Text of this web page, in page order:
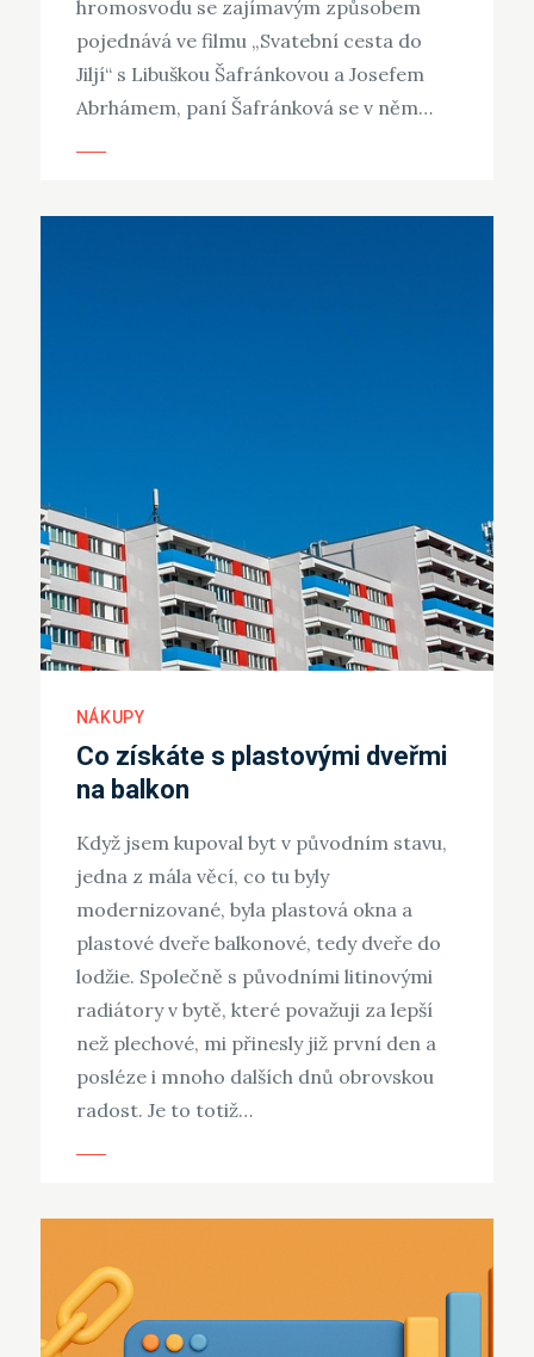
hromosvodu se zajímavým způsobem
pojednává ve filmu „Svatební cesta do
Jiljí“ s Libuškou Šafránkovou a Josefem
Abrhámem, paní Šafránková se v něm…
NÁKUPY
Co získáte s plastovými dveřmi
na balkon
Když jsem kupoval byt v původním stavu,
jedna z mála věcí, co tu byly
modernizované, byla plastová okna a
plastové dveře balkonové, tedy dveře do
lodžie. Společně s původními litinovými
radiátory v bytě, které považuji za lepší
než plechové, mi přinesly již první den a
posléze i mnoho dalších dnů obrovskou
radost. Je to totiž…